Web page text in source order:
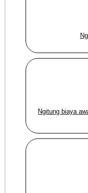
Ngitung biaya